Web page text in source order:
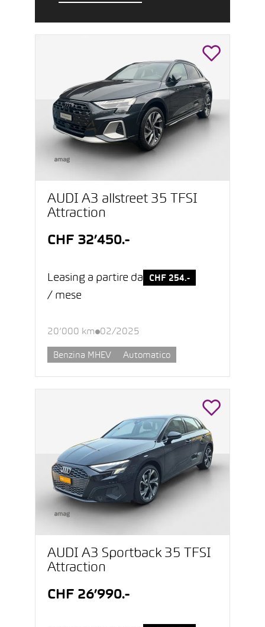
AUDI A3 allstreet 35 TFSI
Attraction
CHF 32’450.-
Leasing a partire da CHF 254.-
/ mese
20’000 km 02/2025
Benzina MHEV Automatico
AUDI A3 Sportback 35 TFSI
Attraction
CHF 26’990.-